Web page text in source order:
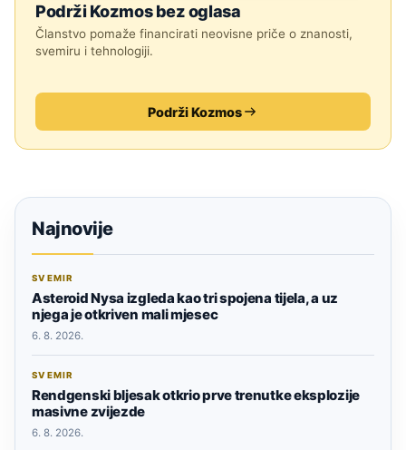
Podrži Kozmos bez oglasa
Članstvo pomaže financirati neovisne priče o znanosti,
svemiru i tehnologiji.
Podrži Kozmos
Najnovije
SVEMIR
Asteroid Nysa izgleda kao tri spojena tijela, a uz
njega je otkriven mali mjesec
6. 8. 2026.
SVEMIR
Rendgenski bljesak otkrio prve trenutke eksplozije
masivne zvijezde
6. 8. 2026.